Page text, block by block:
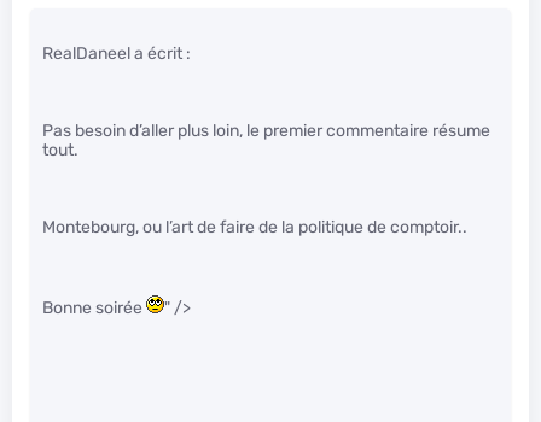
RealDaneel a écrit :
Pas besoin d’aller plus loin, le premier commentaire résume
tout.
Montebourg, ou l’art de faire de la politique de comptoir..
Bonne soirée " />